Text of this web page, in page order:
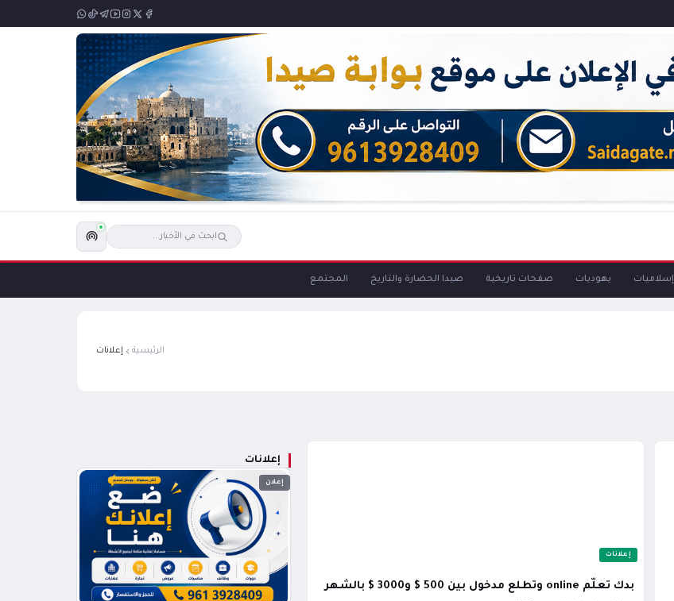
إسلاميات يهوديات صفحات تاريخية صيدا الحضارة والتاريخ المجتمع
الرئيسية إعلانات
إعلانات
بدك تعلّم online وتطلع مدخول بين 500 $ و3000 $ بالشهر
إعلانات
إعلان